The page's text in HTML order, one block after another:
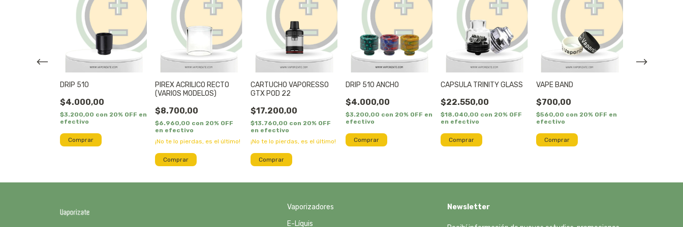
DRIP 510
$4.000,00
$3.200,00 con 20% OFF en
efectivo
PIREX ACRILICO RECTO
(VARIOS MODELOS)
$8.700,00
$6.960,00 con 20% OFF
en efectivo
¡No te lo pierdas, es el último!
Comprar
CARTUCHO VAPORESSO
GTX POD 22
$17.200,00
$13.760,00 con 20% OFF
en efectivo
¡No te lo pierdas, es el último!
DRIP 510 ANCHO
$4.000,00
$3.200,00 con 20% OFF en
efectivo
CAPSULA TRINITY GLASS
$22.550,00
$18.040,00 con 20% OFF
en efectivo
VAPE BAND
$700,00
$560,00 con 20% OFF en
efectivo
Vaporizadores
E-Líquis
Newsletter